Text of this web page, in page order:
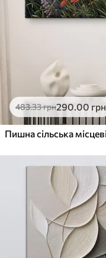
483.33грн290.00 грн